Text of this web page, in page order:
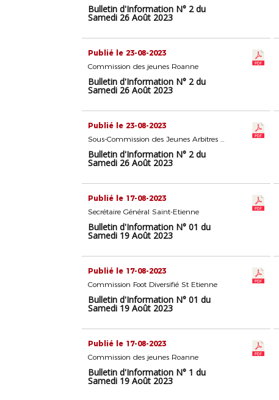
Bulletin d'Information N° 2 du
Samedi 26 Août 2023
Publié le 23-08-2023
Commission des jeunes Roanne
Bulletin d'Information N° 2 du
Samedi 26 Août 2023
Publié le 23-08-2023
Sous-Commission des Jeunes Arbitres Roanne
Bulletin d'Information N° 2 du
Samedi 26 Août 2023
Publié le 17-08-2023
Secrétaire Général Saint-Etienne
Bulletin d'Information N° 01 du
Samedi 19 Août 2023
Publié le 17-08-2023
Commission Foot Diversifié St Etienne
Bulletin d'Information N° 01 du
Samedi 19 Août 2023
Publié le 17-08-2023
Commission des jeunes Roanne
Bulletin d'Information N° 1 du
Samedi 19 Août 2023